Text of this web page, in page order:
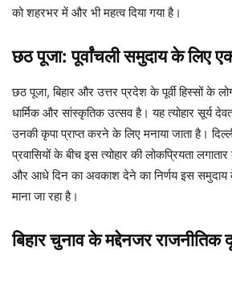
को शहरभर में और भी महत्व दिया गया है।
छठ पूजा: पूर्वांचली समुदाय के लिए एक
छठ पूजा, बिहार और उत्तर प्रदेश के पूर्वी हिस्सों के
धार्मिक और सांस्कृतिक उत्सव है। यह त्योहार सूर्य
उनकी कृपा प्राप्त करने के लिए मनाया जाता है।
प्रवासियों के बीच इस त्योहार की लोकप्रियता
और आधे दिन का अवकाश देने का निर्णय इस समुदाय
माना जा रहा है।
बिहार चुनाव के मद्देनजर राजनीतिक